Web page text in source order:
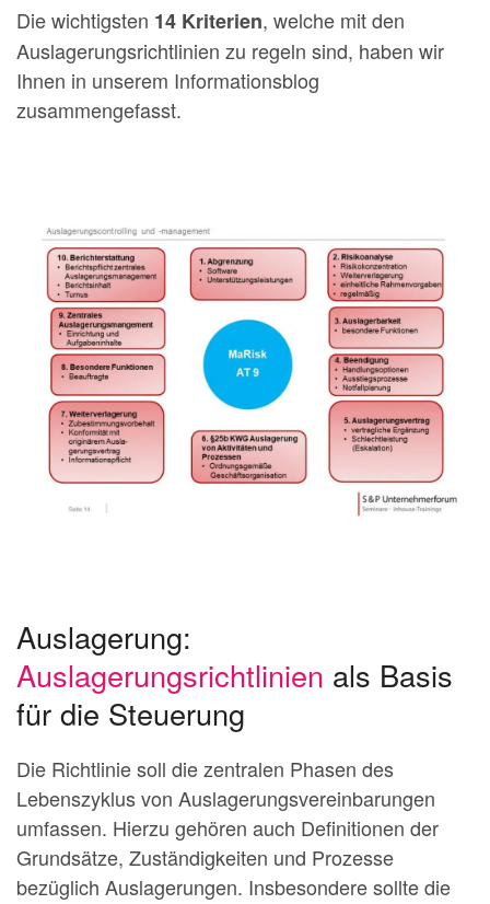
Die wichtigsten 14 Kriterien, welche mit den
Auslagerungsrichtlinien zu regeln sind, haben wir
Ihnen in unserem Informationsblog
zusammengefasst.
Auslagerung:
Auslagerungsrichtlinien als Basis
für die Steuerung
Die Richtlinie soll die zentralen Phasen des
Lebenszyklus von Auslagerungsvereinbarungen
umfassen. Hierzu gehören auch Definitionen der
Grundsätze, Zuständigkeiten und Prozesse
bezüglich Auslagerungen. Insbesondere sollte die